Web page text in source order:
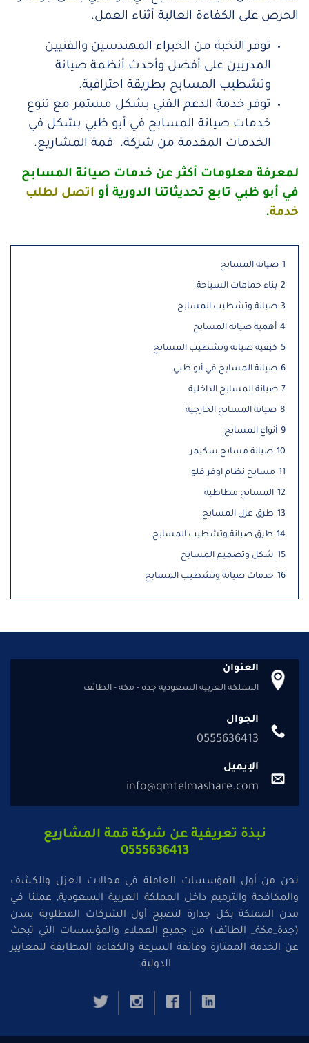
الحرص على الكفاءة العالية أثناء العمل.
توفر النخبة من الخبراء المهندسين والفنيين
المدربين على أفضل وأحدث أنظمة صيانة
وتشطيب المسابح بطريقة احترافية.
توفر خدمة الدعم الفني بشكل مستمر مع تنوع
خدمات صيانة المسابح في أبو ظبي بشكل في
الخدمات المقدمة من شركة. قمة المشاريع.
لمعرفة معلومات أكثر عن خدمات صيانة المسابح
في أبو ظبي تابع تحديثاتنا الدورية أو اتصل لطلب
خدمة.
1 صيانة المسابح
2 بناء حمامات السباحة
3 صيانة وتشطيب المسابح
4 أهمية صيانة المسابح
5 كيفية صيانة وتشطيب المسابح
6 صيانة المسابح في أبو ظبي
7 صيانة المسابح الداخلية
8 صيانة المسابح الخارجية
9 أنواع المسابح
10 صيانة مسابح سكيمر
11 مسابح نظام اوفر فلو
12 المسابح مطاطية
13 طرق عزل المسابح
14 طرق صيانة وتشطيب المسابح
15 شكل وتصميم المسابح
16 خدمات صيانة وتشطيب المسابح
العنوان
المملكة العربية السعودية جدة - مكة - الطائف
الجوال
0555636413
الإيميل
info@qmtelmashare.com
نبذة تعريفية عن شركة قمة المشاريع
0555636413
نحن من أول المؤسسات العاملة في مجالات العزل والكشف
والمكافحة والترميم داخل المملكة العربية السعودية, عملنا في
مدن المملكة بكل جدارة لنصبح أول الشركات المطلوبة بمدن
(جدة_مكة_ الطائف) من جميع العملاء والمؤسسات التي تبحث
عن الخدمة الممتازة وفائقة السرعة والكفاءة المطابقة للمعايير
الدولية.